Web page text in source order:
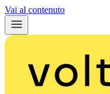
Vai al contenuto